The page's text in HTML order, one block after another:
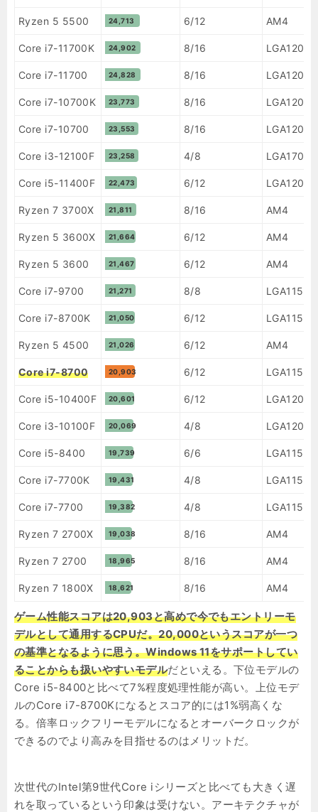
Ryzen 5 5500 24,713 6/12 AM4
Core i7-11700K 24,902 8/16 LGA1200
Core i7-11700 24,828 8/16 LGA1200
Core i7-10700K 23,773 8/16 LGA1200
Core i7-10700 23,553 8/16 LGA1200
Core i3-12100F 23,258 4/8 LGA1700
Core i5-11400F 22,473 6/12 LGA1200
Ryzen 7 3700X 21,811 8/16 AM4
Ryzen 5 3600X 21,664 6/12 AM4
Ryzen 5 3600 21,467 6/12 AM4
Core i7-9700 21,271 8/8 LGA1151
Core i7-8700K 21,050 6/12 LGA1151
Ryzen 5 4500 21,026 6/12 AM4
Core i7-8700 20,903 6/12 LGA1151
Core i5-10400F 20,601 6/12 LGA1200
Core i3-10100F 20,069 4/8 LGA1200
Core i5-8400 19,739 6/6 LGA1151
Core i7-7700K 19,431 4/8 LGA1151
Core i7-7700 19,382 4/8 LGA1151
Ryzen 7 2700X 19,038 8/16 AM4
Ryzen 7 2700 18,965 8/16 AM4
Ryzen 7 1800X 18,621 8/16 AM4
ゲーム性能スコアは20,903と高めで今でもエントリーモ
デルとして通用するCPUだ。20,000というスコアが一つ
の基準となるように思う。Windows 11をサポートしてい
ることからも扱いやすいモデルだといえる。下位モデルの
Core i5-8400と比べて7%程度処理性能が高い。上位モデ
ルのCore i7-8700Kになるとスコア的には1%弱高くな
る。倍率ロックフリーモデルになるとオーバークロックが
できるのでより高みを目指せるのはメリットだ。
次世代のIntel第9世代Core iシリーズと比べても大きく遅
れを取っているという印象は受けない。アーキテクチャが